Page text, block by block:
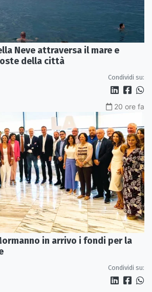
Neve attraversa il mare e
della città
Condividi su:
20 ore fa
in arrivo i fondi per la
Condividi su: